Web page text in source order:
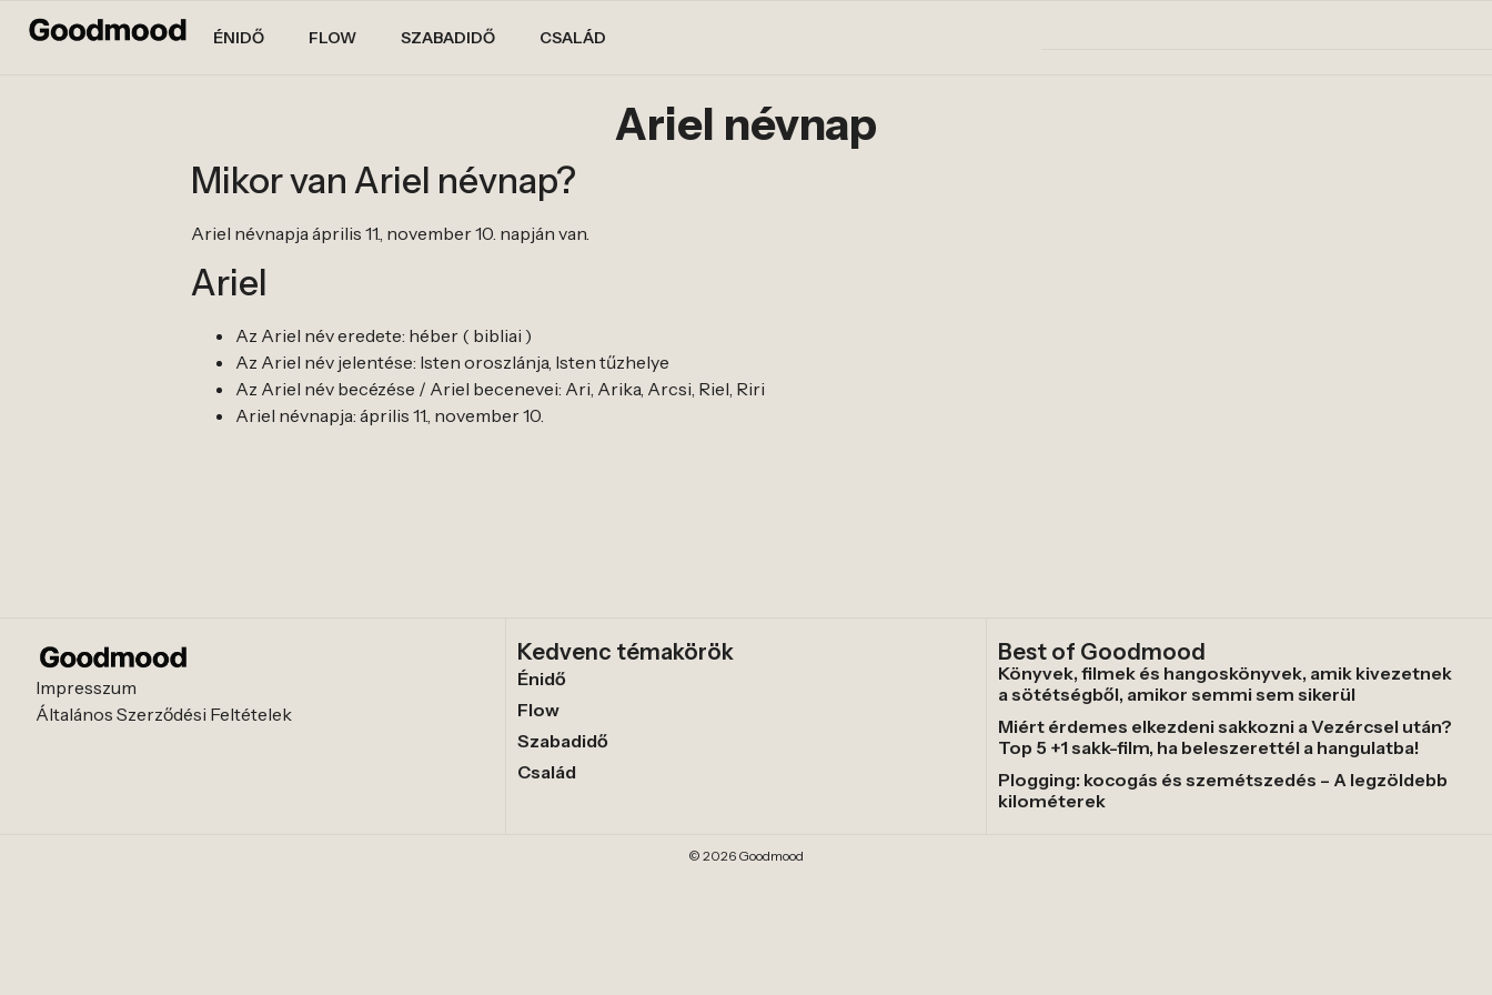
ÉNIDŐ FLOW SZABADIDŐ CSALÁD
Ariel névnap
Mikor van Ariel névnap?
Ariel névnapja április 11., november 10. napján van.
Ariel
Az Ariel név eredete: héber ( bibliai )
Az Ariel név jelentése: Isten oroszlánja, Isten tűzhelye
Az Ariel név becézése / Ariel becenevei: Ari, Arika, Arcsi, Riel, Riri
Ariel névnapja: április 11., november 10.
Impresszum
Általános Szerződési Feltételek
Kedvenc témakörök
Énidő
Flow
Szabadidő
Család
Best of Goodmood
Könyvek, filmek és hangoskönyvek, amik kivezetnek
a sötétségből, amikor semmi sem sikerül
Miért érdemes elkezdeni sakkozni a Vezércsel után?
Top 5 +1 sakk-film, ha beleszerettél a hangulatba!
Plogging: kocogás és szemétszedés – A legzöldebb
kilométerek
© 2026 Goodmood